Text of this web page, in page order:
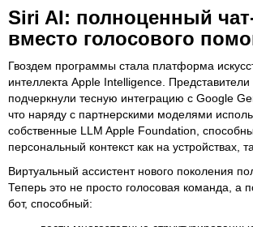
Siri AI: полноценный
вместо голосового
Гвоздем программы стала платформа
интеллекта Apple Intelligence.
подчеркнули тесную интеграцию с Google
что наряду с партнерскими моделями
собственные LLM Apple Foundation,
персональный контекст как на устройствах,
Виртуальный ассистент нового поколения
Теперь это не просто голосовая команда, а
бот, способный: